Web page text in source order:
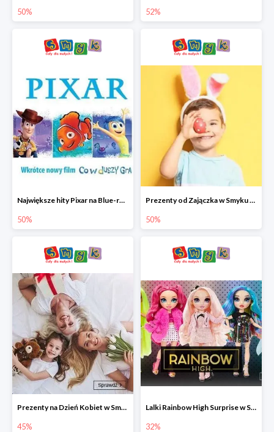
50% 52%
Największe hity Pixar na Blue-rey i DVD w Smyku - drugi film -50%
50%
Prezenty od Zajączka w Smyku do -50%
50%
Prezenty na Dzień Kobiet w Smyku do -45%
45%
Lalki Rainbow High Surprise w Smyku do -35%
32%